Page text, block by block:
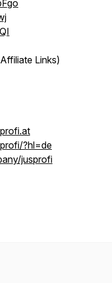
Links)
?hl=de
jusprofi